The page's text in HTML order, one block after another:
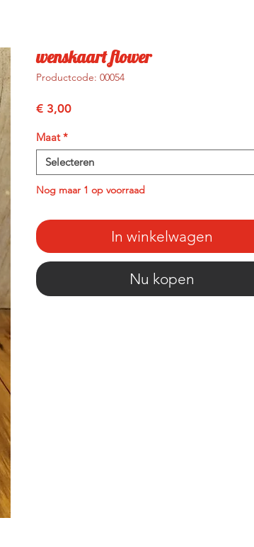
wenskaart flower
Productcode: 00054
€ 3,00Prijs
Maat *
Selecteren
Nog maar 1 op voorraad
In winkelwagen
Nu kopen